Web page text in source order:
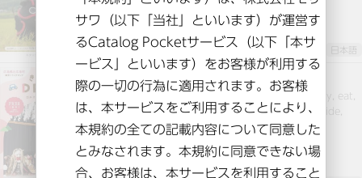
日本語
We introduce places where you can go out, play, eat,
and stay within Kitahiroshima town. Use this guide,
drive up and come visit!